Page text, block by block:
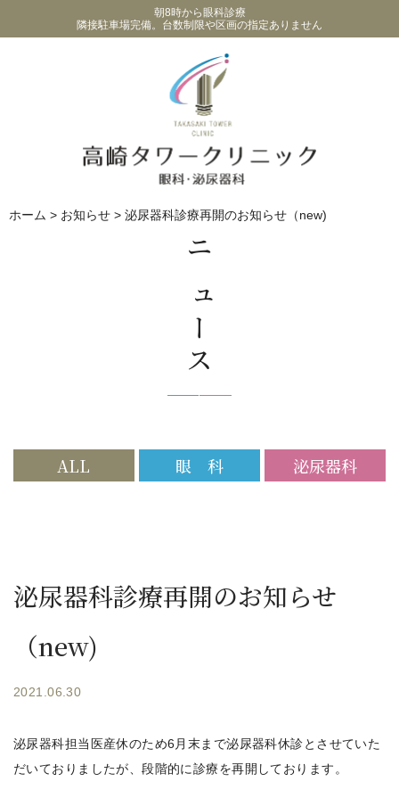
朝8時から眼科診療
隣接駐車場完備。台数制限や区画の指定ありません
ホーム > お知らせ > 泌尿器科診療再開のお知らせ（new)
ニュース
ALL 眼 科 泌尿器科
泌尿器科診療再開のお知らせ
（new)
2021.06.30
泌尿器科担当医産休のため6月末まで泌尿器科休診とさせていた
だいておりましたが、段階的に診療を再開しております。